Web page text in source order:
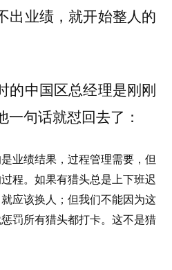
出业绩，就开始整人的
的中国区总经理是刚刚
一句话就怼回去了：
业绩结果，过程管理需要，但
程。如果有猎头总是上下班迟
应该换人；但我们不能因为这
罚所有猎头都打卡。这不是猎